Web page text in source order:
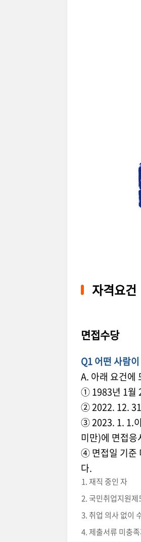
자격요건
면접수당
Q1 어떤 사람
A. 아래 요건에
① 1983년 1월
② 2022. 12.
③ 2023. 1. 1.
미만)에 면접응
④ 면접일 기준
다.
재직 중인 자
국민취업지원제
취업 의사 없이
제출서류 미충